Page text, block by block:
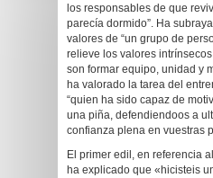
los responsables de que
parecía dormido”. Ha
valores de “un grupo de
relieve los valores
son formar equipo, unidad y
ha valorado la tarea del
“quien ha sido capaz de
una piña, defendiendoos a
confianza plena en vuestras
El primer edil, en referencia
ha explicado que «hicisteis